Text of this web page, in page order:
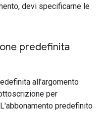
devi specificarne le
predefinita
all'argomento
per
predefinito